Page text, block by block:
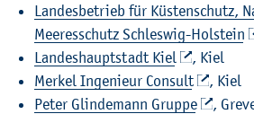
Lan­des­be­trieb für Küs­ten­schutz,
Mee­res­schutz Schles­wig-Hol­stein
Lan­des­haupt­stadt Kiel
, Kiel
Mer­kel In­ge­nieur Con­sult
, Kiel
Peter Glin­de­mann Grup­pe
,